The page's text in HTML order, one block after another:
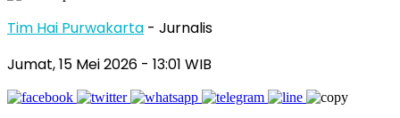
Tim Hai Purwakarta - Jurnalis
Jumat, 15 Mei 2026 - 13:01 WIB